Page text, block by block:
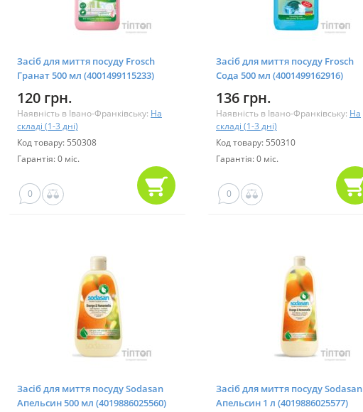
Засіб для миття посуду Frosch
Гранат 500 мл (4001499115233)
120 грн.
Наявність в Івано-Франківську: На
складі (1-3 дні)
Код товару: 550308
Гарантія: 0 міс.
0
Засіб для миття посуду Frosch
Сода 500 мл (4001499162916)
136 грн.
Наявність в Івано-Франківську: На
складі (1-3 дні)
Код товару: 550310
Гарантія: 0 міс.
0
Засіб для миття посуду Sodasan
Апельсин 500 мл (4019886025560)
Засіб для миття посуду Sodasan
Апельсин 1 л (4019886025577)